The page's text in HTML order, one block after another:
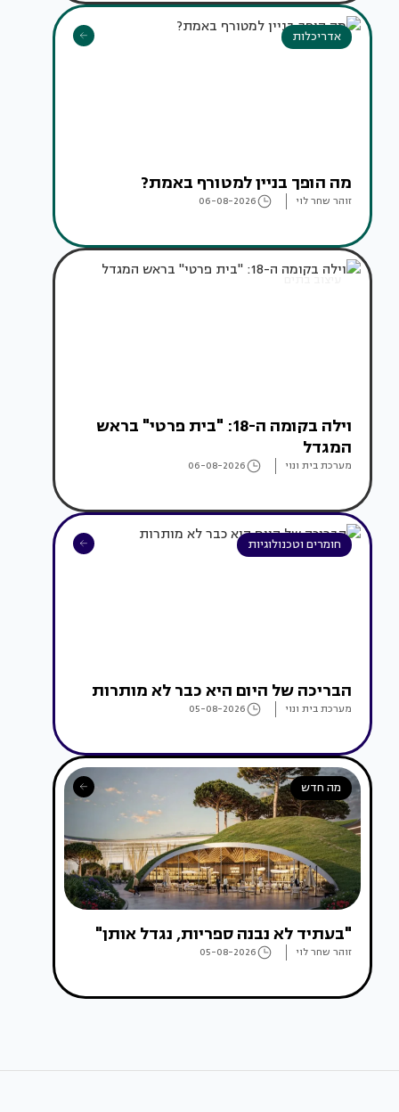
אדריכלות
מה הופך בניין למטורף באמת?
זוהר שחר לוי 06-08-2026
עיצוב בתים
וילה בקומה ה-18: "בית פרטי" בראש
המגדל
מערכת בית ונוי 06-08-2026
חומרים וטכנולוגיות
הבריכה של היום היא כבר לא מותרות
מערכת בית ונוי 05-08-2026
מה חדש
"בעתיד לא נבנה ספריות, נגדל אותן"
זוהר שחר לוי 05-08-2026